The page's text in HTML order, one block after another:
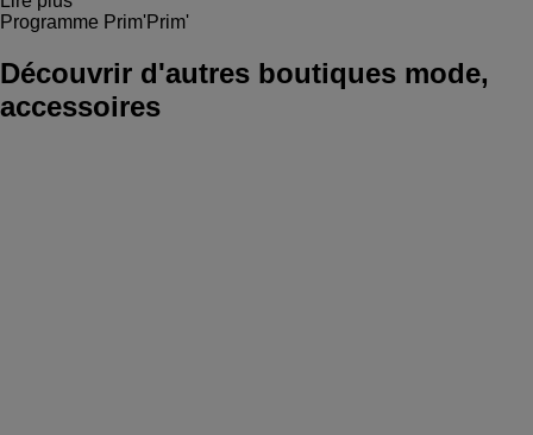
Programme Prim'Prim'
Découvrir d'autres boutiques mode,
accessoires